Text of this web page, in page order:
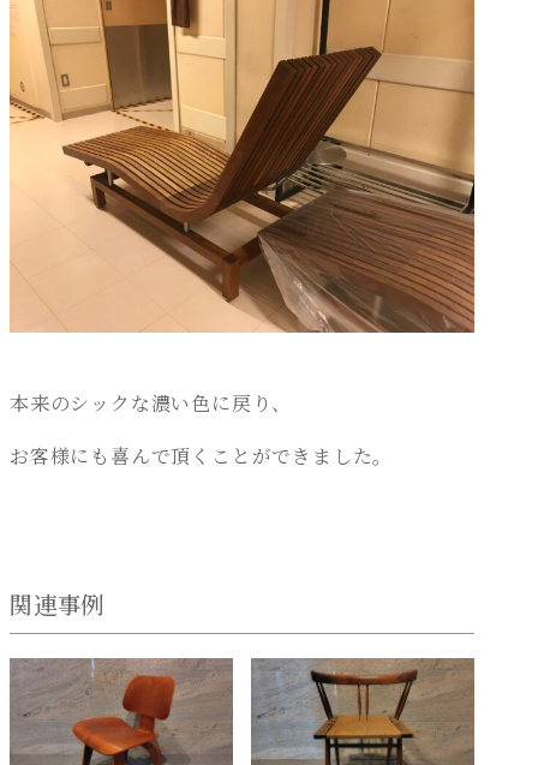
本来のシックな濃い色に戻り、
お客様にも喜んで頂くことができました。
関連事例